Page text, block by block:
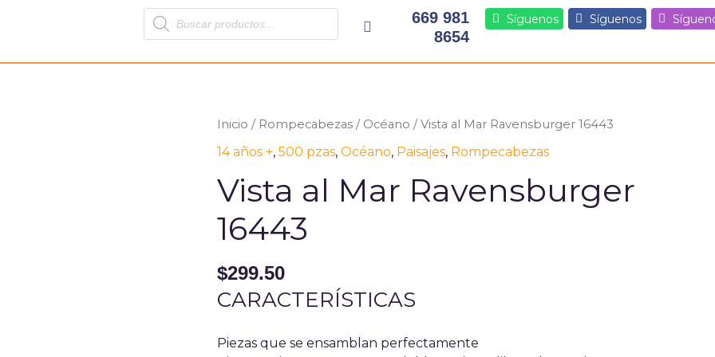
Products
search
669 981
8654
Síguenos Síguenos
Inicio / Rompecabezas / Océano / Vista al Mar Ravensburger 16443
14 años +, 500 pzas, Océano, Paisajes, Rompecabezas
Vista al Mar Ravensburger
16443
$299.50
CARACTERÍSTICAS
Piezas que se ensamblan perfectamente